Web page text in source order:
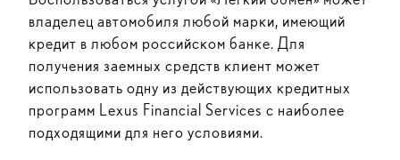
владелец автомобиля любой марки, имеющий
кредит в любом российском банке. Для
получения заемных средств клиент может
использовать одну из действующих кредитных
программ Lexus Financial Services с наиболее
подходящими для него условиями.